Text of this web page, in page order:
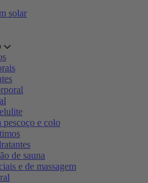
solar
pescoço e colo
de sauna
e de massagem